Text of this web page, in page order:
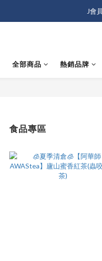
J會
J會
全部商品 熱銷品牌
食品專區